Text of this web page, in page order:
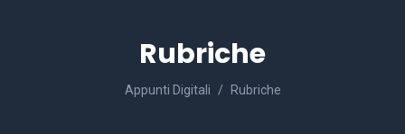
Rubriche
Appunti Digitali Rubriche